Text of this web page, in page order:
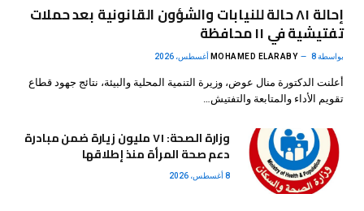
إحالة ٨١ حالة للنيابات والشؤون القانونية بعد حملات
تفتيشية في ١١ محافظة
بواسطة MOHAMED ELARABY 8 أغسطس، 2026
أعلنت الدكتورة منال عوض، وزيرة التنمية المحلية والبيئة، نتائج جهود قطاع
تقويم الأداء والمتابعة والتفتيش…
وزارة الصحة: ٧١ مليون زيارة ضمن مبادرة
دعم صحة المرأة منذ إطلاقها
8 أغسطس، 2026